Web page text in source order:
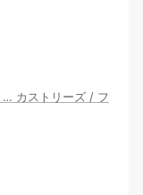
… カストリーズ / フ